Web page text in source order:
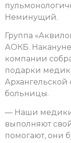
Неминущий.
Группа
АОКБ. Накануне
компании
подарки
Архангельской
больницы.
— Наши медики
выполняют
помогают, они